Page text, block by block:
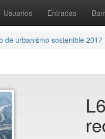
Usuarios Entradas
de urbanismo sostenible 2017